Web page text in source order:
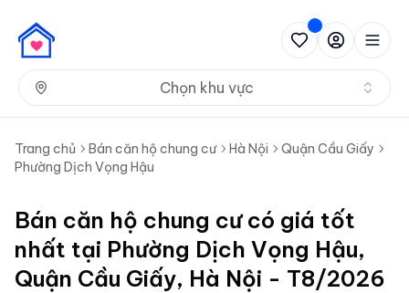
Chọn khu vực
Trang chủ Bán căn hộ chung cư Hà Nội
Quận Cầu Giấy
Phường Dịch Vọng Hậu
Bán căn hộ chung cư có giá tốt
nhất tại Phường Dịch Vọng Hậu,
Quận Cầu Giấy, Hà Nội - T8/2026